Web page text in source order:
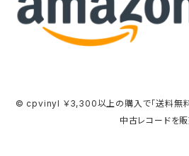
© cpvinyl ￥3,300以上の購入で「送料無料
中古レコードを